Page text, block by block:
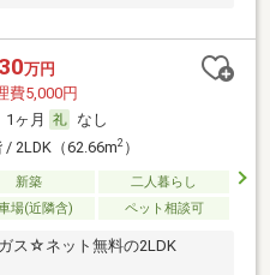
万円
費5,000円
1ヶ月
なし
/ 2LDK（62.66m2）
新築
二人暮らし
場(近隣含) ペット相談可
ス☆ネット無料の2LDK